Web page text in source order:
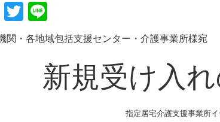
F
a
c
T
wi
tt
n
e
関・各地域包括支援センター・介護事業所様宛
新規受け入
指定居宅介護支援事業所